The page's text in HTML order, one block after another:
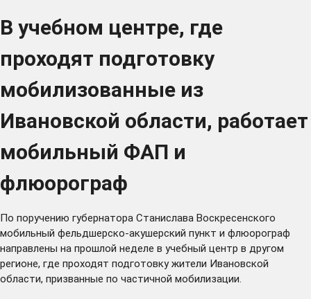
В учебном центре, где
проходят подготовку
мобилизованные из
Ивановской области, работает
мобильный ФАП и
флюорограф
По поручению губернатора Станислава Воскресенского
мобильный фельдшерско-акушерский пункт и флюорограф
направлены на прошлой неделе в учебный центр в другом
регионе, где проходят подготовку жители Ивановской
области, призванные по частичной мобилизации.